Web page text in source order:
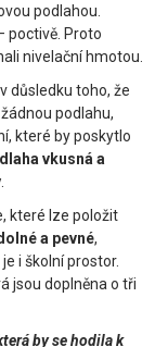
podlahou.
poctivě. Proto
nivelační hmotou.
důsledku toho, že
podlahu,
které by poskytlo
vkusná a
které lze položit
a pevné,
i školní prostor.
jsou doplněna o tři
by se hodila k